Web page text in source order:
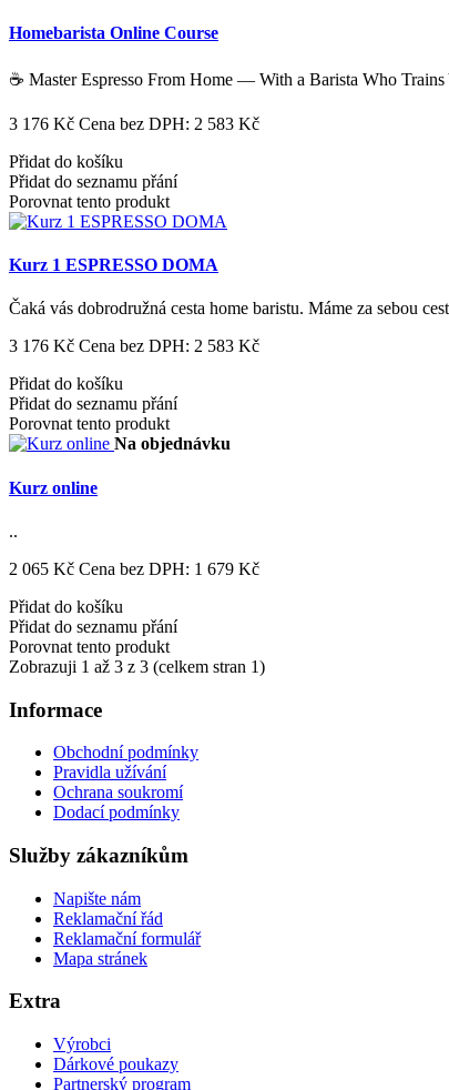
Homebarista Online Course
☕ Master Espresso From Home — With a Barista Who
3 176 Kč Cena bez DPH: 2 583 Kč
Přidat do košíku
Přidat do seznamu přání
Porovnat tento produkt
Kurz 1 ESPRESSO DOMA
Čaká vás dobrodružná cesta home baristu. Máme za sebou
3 176 Kč Cena bez DPH: 2 583 Kč
Přidat do košíku
Přidat do seznamu přání
Porovnat tento produkt
Na objednávku
Kurz online
..
2 065 Kč Cena bez DPH: 1 679 Kč
Přidat do košíku
Přidat do seznamu přání
Porovnat tento produkt
Zobrazuji 1 až 3 z 3 (celkem stran 1)
Informace
Obchodní podmínky
Pravidla užívání
Ochrana soukromí
Dodací podmínky
Služby zákazníkům
Napište nám
Reklamační řád
Reklamační formulář
Mapa stránek
Extra
Výrobci
Dárkové poukazy
Partnerský program